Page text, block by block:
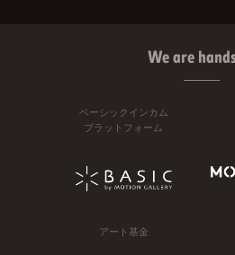
We are
ベーシックインカム
プラットフォーム
アート基金